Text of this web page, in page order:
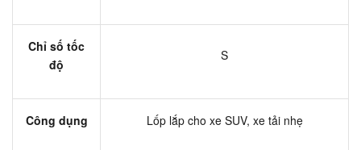
Chỉ số tốc
độ
S
Công dụng Lốp lắp cho xe SUV, xe tải nhẹ